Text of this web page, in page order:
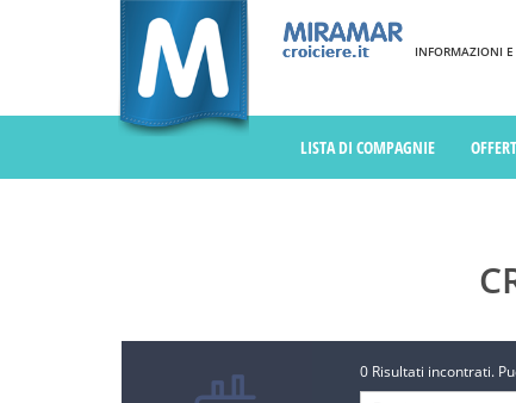
INFORMAZIONI
LISTA DI COMPAGNIE
0 Risultati incontrati.